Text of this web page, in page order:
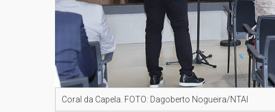
Coral da Capela. FOTO: Dagoberto Nogueira/NTAI